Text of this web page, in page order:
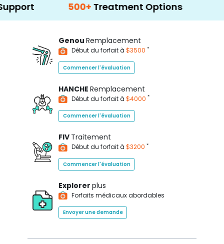
500+ Treatment Options
Genou Remplacement
Début du forfait à $3500 *
Commencer l'évaluation
HANCHE Remplacement
Début du forfait à $4000 *
Commencer l'évaluation
FIV Traitement
Début du forfait à $3200 *
Commencer l'évaluation
Explorer plus
Forfaits médicaux abordables
Envoyer une demande